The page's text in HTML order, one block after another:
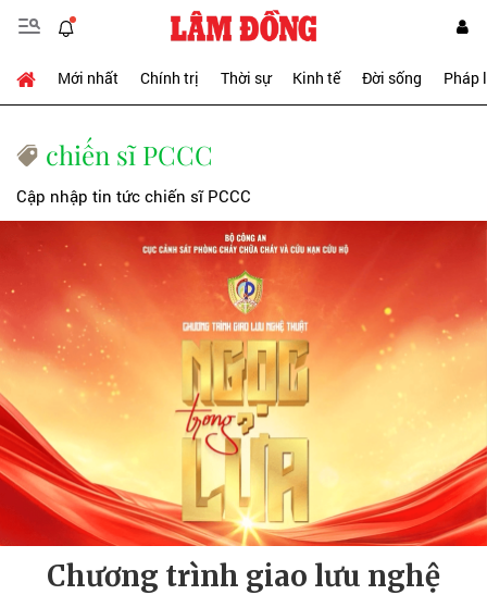
Mới nhất Chính trị Thời sự Kinh tế Đời sống Pháp
chiến sĩ PCCC
Cập nhập tin tức chiến sĩ PCCC
Chương trình giao lưu nghệ